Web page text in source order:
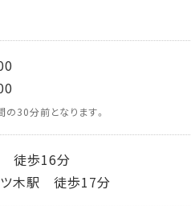
30分前となります。
徒歩16分
木駅 徒歩17分